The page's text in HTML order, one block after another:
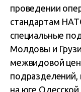
проведении
стандартам
специальные
Молдовы и
межвидовой
подразделений,
на юге Одесской